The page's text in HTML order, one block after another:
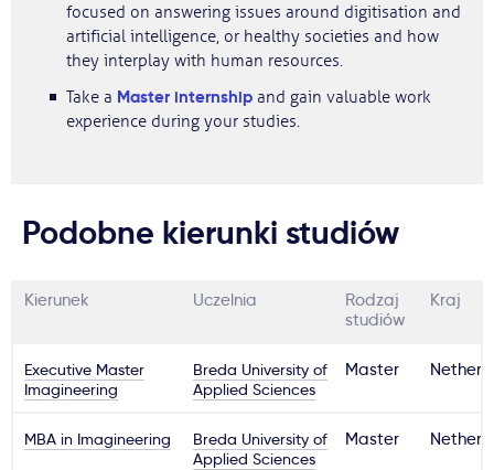
focused on answering issues around digitisation and
artificial intelligence, or healthy societies and how
they interplay with human resources.
Take a Master internship and gain valuable work
experience during your studies.
Podobne kierunki studiów
Kierunek Uczelnia
Rodzaj
studiów
Kraj
Executive Master
Imagineering
Breda University of
Applied Sciences
Master
MBA in Imagineering
Breda University of
Applied Sciences
Master